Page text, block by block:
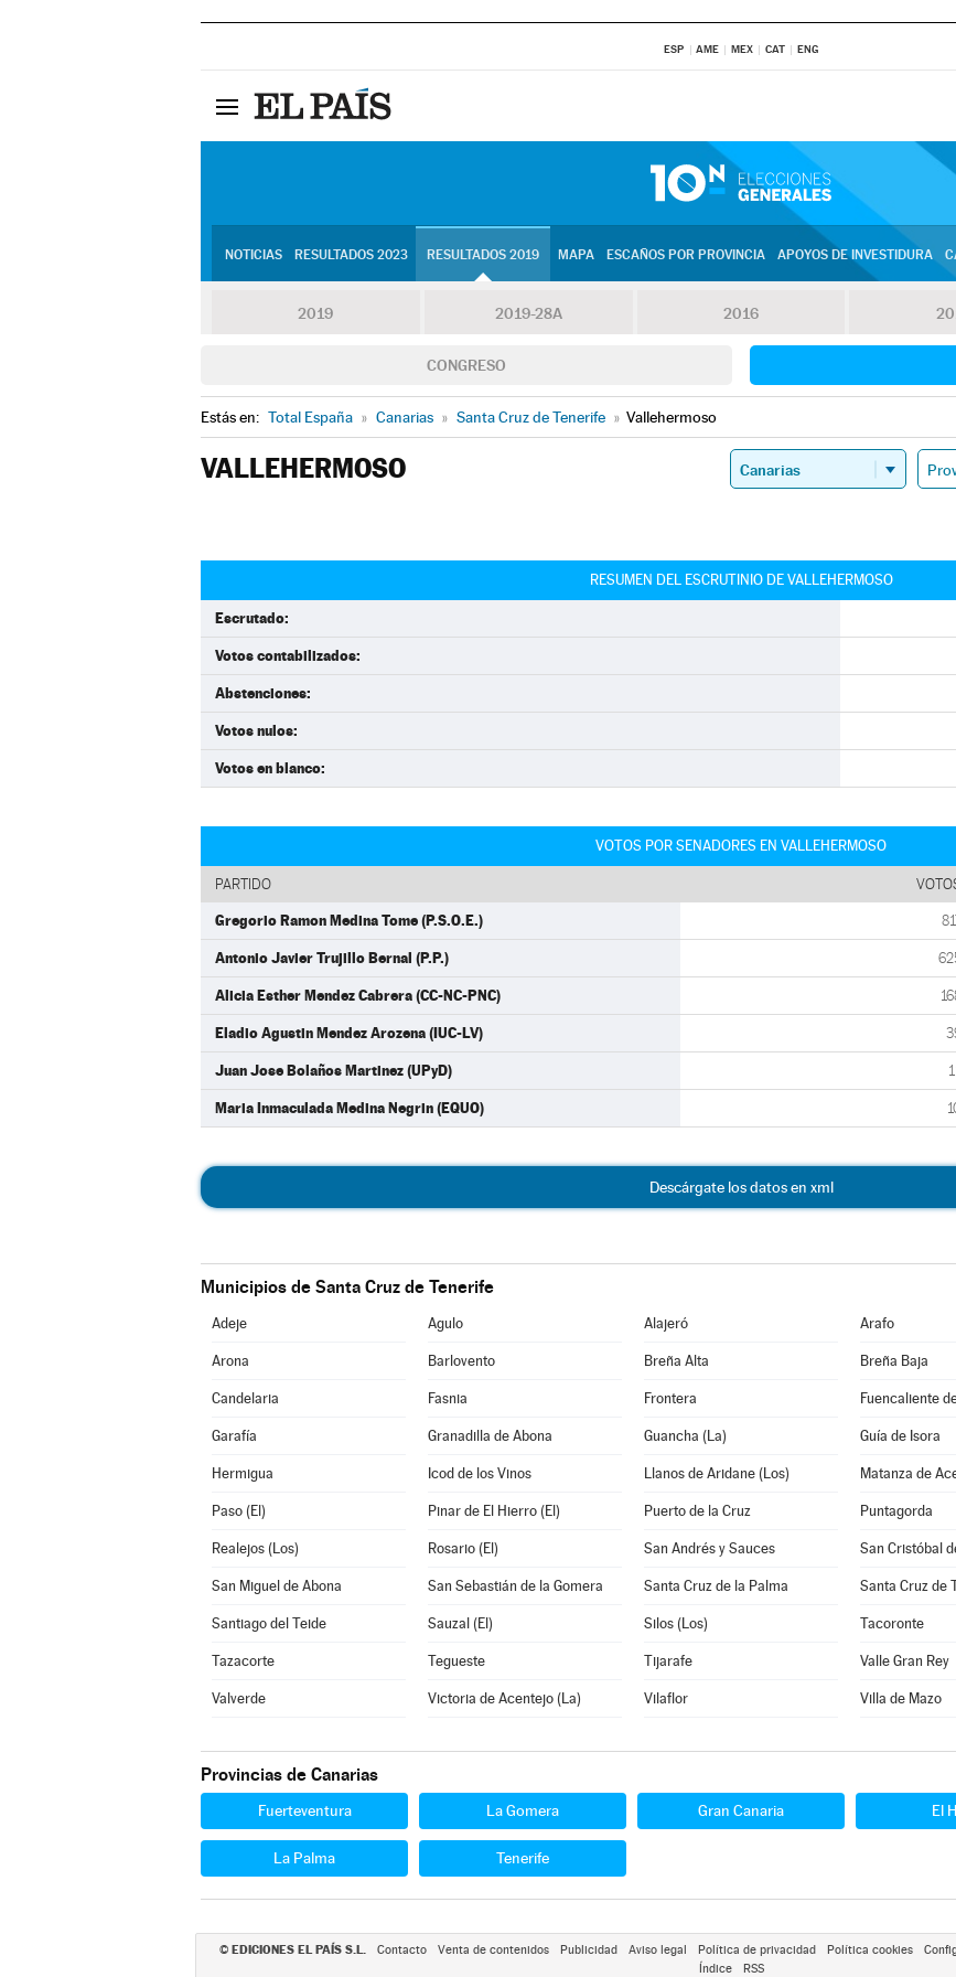
ESP AME MEX CAT ENG
NOTICIAS RESULTADOS 2023 RESULTADOS 2019 MAPA ESCAÑOS POR PROVINCIA APOYOS DE INVESTIDURA
2019 2019-28A 2016
CONGRESO
Estás en: Total España » Canarias » Santa Cruz de Tenerife » Vallehermoso
VALLEHERMOSO
RESUMEN DEL ESCRUTINIO DE VALLEHERMOSO
Escrutado:
Votos contabilizados:
Abstenciones:
Votos nulos:
Votos en blanco:
VOTOS POR SENADORES EN VALLEHERMOSO
PARTIDO
Gregorio Ramon Medina Tome (P.S.O.E.)
Antonio Javier Trujillo Bernal (P.P.)
Alicia Esther Mendez Cabrera (CC-NC-PNC)
Eladio Agustin Mendez Arozena (IUC-LV)
Juan Jose Bolaños Martinez (UPyD)
Maria Inmaculada Medina Negrin (EQUO)
Descárgate los datos en xml
Municipios de Santa Cruz de Tenerife
Adeje Agulo Alajeró Arafo
Arona Barlovento Breña Alta Breña Baja
Candelaria Fasnia Frontera Fuencaliente
Garafía Granadilla de Abona Guancha (La) Guía de Isora
Hermigua Icod de los Vinos Llanos de Aridane (Los) Matanza de
Paso (El) Pinar de El Hierro (El) Puerto de la Cruz Puntagorda
Realejos (Los) Rosario (El) San Andrés y Sauces San Cristóbal
San Miguel de Abona San Sebastián de la Gomera Santa Cruz de la Palma Santa Cruz de
Santiago del Teide Sauzal (El) Silos (Los) Tacoronte
Tazacorte Tegueste Tijarafe Valle Gran Rey
Valverde Victoria de Acentejo (La) Vilaflor Villa de Mazo
Provincias de Canarias
Fuerteventura La Gomera Gran Canaria El
La Palma Tenerife
© EDICIONES EL PAÍS S.L. Contacto Venta de contenidos Publicidad Aviso legal Política de privacidad Política cookies
Índice
RSS